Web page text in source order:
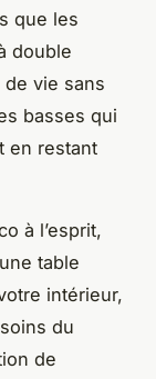
que les
double
vie sans
basses qui
en restant
à l’esprit,
table
intérieur,
du
de